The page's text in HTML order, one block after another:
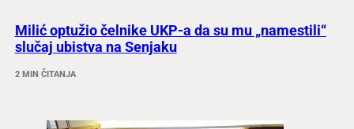
Milić optužio čelnike UKP-a da su mu „namestili“
slučaj ubistva na Senjaku
2 MIN ČITANJA